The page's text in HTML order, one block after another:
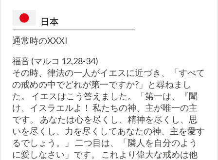
通常時のXXXI
福音 (マルコ 12,28-34)
その時、律法の一人がイエスに近づき、「すべて
の戒めの中でどれが第一ですか?」と尋ねまし
た。 イエスはこう答えました。「第一は、『聞
け、イスラエルよ！ 私たちの神、主が唯一の主
です。 あなたは心を尽くし、精神を尽くし、思
いを尽くし、力を尽くしてあなたの神、主を愛す
るでしょう。」 二つ目は、「隣人を自分のよう
に愛しなさい」です。 これより偉大な戒めは他